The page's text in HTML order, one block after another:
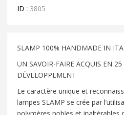
ID : 3805
SLAMP 100% HANDMADE IN
UN SAVOIR-FAIRE ACQUIS EN 25
DÉVELOPPEMENT
Le caractère unique et
lampes SLAMP se crée par
polymères nobles et inaltérables